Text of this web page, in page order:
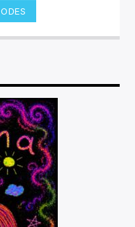
Metal, Glam metal,
Progresivo ¡y más